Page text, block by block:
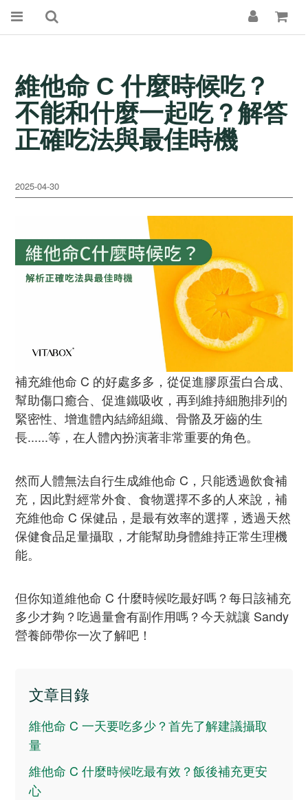
維他命 C 什麼時候吃？
不能和什麼一起吃？解答
正確吃法與最佳時機
2025-04-30
補充維他命 C 的好處多多，從促進膠原蛋白合成、
幫助傷口癒合、促進鐵吸收，再到維持細胞排列的
緊密性、增進體內結締組織、骨骼及牙齒的生
長......等，在人體內扮演著非常重要的角色。
然而人體無法自行生成維他命 C，只能透過飲食補
充，因此對經常外食、食物選擇不多的人來說，補
充維他命 C 保健品，是最有效率的選擇，透過天然
保健食品足量攝取，才能幫助身體維持正常生理機
能。
但你知道維他命 C 什麼時候吃最好嗎？每日該補充
多少才夠？吃過量會有副作用嗎？今天就讓 Sandy
營養師帶你一次了解吧！
文章目錄
維他命 C 一天要吃多少？首先了解建議攝取
量
維他命 C 什麼時候吃最有效？飯後補充更安
心